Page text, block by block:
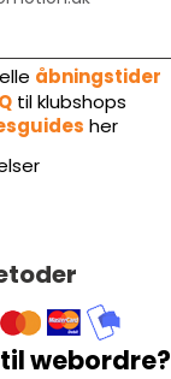
åbningstider
til klubshops
her
webordre?